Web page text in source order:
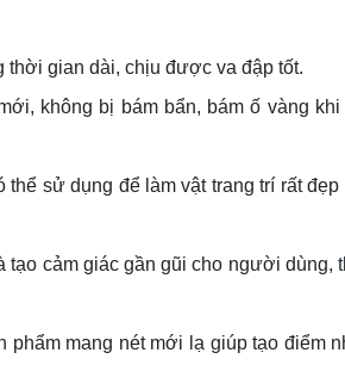
thời gian dài, chịu được va đập tốt.
không bị bám bẩn, bám ố vàng
sử dụng để làm vật trang trí rất đẹp
cảm giác gần gũi cho người dùng,
mang nét mới lạ giúp tạo điểm